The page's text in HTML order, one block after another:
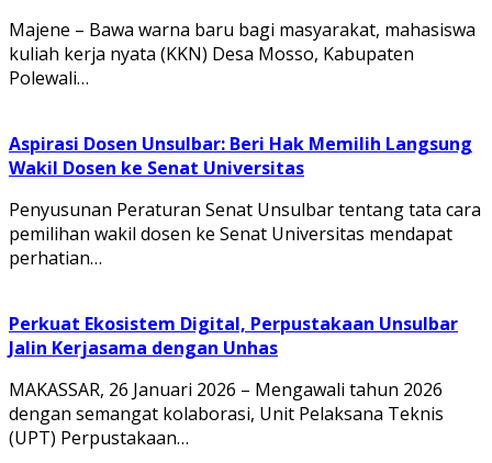
Majene – Bawa warna baru bagi masyarakat, mahasiswa
kuliah kerja nyata (KKN) Desa Mosso, Kabupaten
Polewali…
Aspirasi Dosen Unsulbar: Beri Hak Memilih Langsung
Wakil Dosen ke Senat Universitas
Penyusunan Peraturan Senat Unsulbar tentang tata cara
pemilihan wakil dosen ke Senat Universitas mendapat
perhatian…
Perkuat Ekosistem Digital, Perpustakaan Unsulbar
Jalin Kerjasama dengan Unhas
MAKASSAR, 26 Januari 2026 – Mengawali tahun 2026
dengan semangat kolaborasi, Unit Pelaksana Teknis
(UPT) Perpustakaan…